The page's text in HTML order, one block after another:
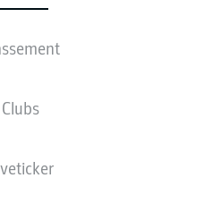
Clubs
STATISTIQUES